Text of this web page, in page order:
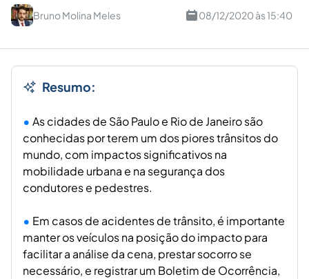
Bruno Molina Meles 08/12/2020 às 15:40
Resumo:
As cidades de São Paulo e Rio de Janeiro são
conhecidas por terem um dos piores trânsitos do
mundo, com impactos significativos na
mobilidade urbana e na segurança dos
condutores e pedestres.
Em casos de acidentes de trânsito, é importante
manter os veículos na posição do impacto para
facilitar a análise da cena, prestar socorro se
necessário, e registrar um Boletim de Ocorrência,